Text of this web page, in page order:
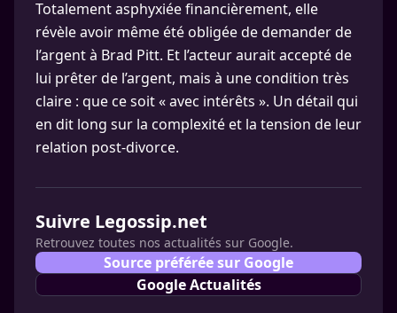
Totalement asphyxiée financièrement, elle
révèle avoir même été obligée de demander de
l’argent à Brad Pitt. Et l’acteur aurait accepté de
lui prêter de l’argent, mais à une condition très
claire : que ce soit « avec intérêts ». Un détail qui
en dit long sur la complexité et la tension de leur
relation post-divorce.
Suivre Legossip.net
Retrouvez toutes nos actualités sur Google.
Source préférée sur Google
Google Actualités